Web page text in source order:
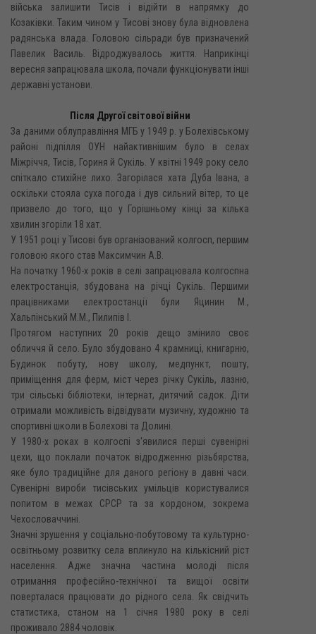
війська залишити Тисів і відійти в напрямку до
Козаківки. Таким чином у Тисові знову була відновлена
радянська влада. Головою сільради був призначений
Павелик Василь. Відроджувалось життя. Наприкінці
вересня запрацювала школа, почали функціонувати інші
державні установи.
Після Другої світової війни
За даними облуправління МГБ у 1949 р. у Болехівському
районі підпілля ОУН найактивнішим було в селах
Міжріччя, Тисів, Гориня й Сукіль. У квітні 1949 року село
спіткало стихійне лихо. Загорілася хата Дуба Івана, а
оскільки стояла суха погода і дув сильний вітер, то це
призвело до того, що у Горішньому кінці за кілька
хвилин згоріли 18 хат.
У 1951 році у Тисові був організований колгосп, першим
головою якого став Максимчин A.B.
На початку 1960-х років в селі запрацювала колгоспна
електростанція, збудована на річці Сукіль. Першими
працівниками електростанції були Яцинин М.,
Хальпінський М.М., Пилипів І.
Протягом наступних 20 років дещо змінило своє
обличчя й село. Було збудовано 4 крамниці, книгарню,
Будинок побуту, нову школу, медпункт, пошту,
приміщення для ферм, міст через річку Сукіль, лазню,
три сільські бібліотеки, інтернат, дитячий садок. Діти
отримали можливість відвідувати музичну, художню та
спортивні школи в Болехові та Долині.
У 1980-х роках в колгоспі з'явилися перші сувенірні
цехи, що поклали початок відродженню різьбярства,
яке було традиційне для даного регіону в давні часи.
Сувенірні вироби тисівських умільців користувалися
попитом в межах СPCP та за кордоном, зокрема
Чехословаччині.
Значні зрушення у соціально-побутовому та культурно-
освітньому розвитку села вплинуло на кількісний ріст
населення. Адже значна частина молоді після
отримання професійно-технічної та вищої освіти
поверталася працювати до рідного села. Як свідчить
статистика, станом на 1 січня 1980 року в селі
проживало 2884 чоловік.